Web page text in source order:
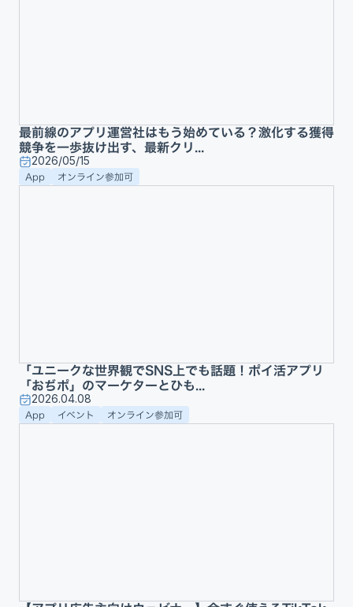
最前線のアプリ運営社はもう始めている？激化する獲得
競争を一歩抜け出す、最新クリ...
2026/05/15
App オンライン参加可
「ユニークな世界観でSNS上でも話題！ポイ活アプリ
「おぢポ」のマーケターとひも...
2026.04.08
App イベント オンライン参加可